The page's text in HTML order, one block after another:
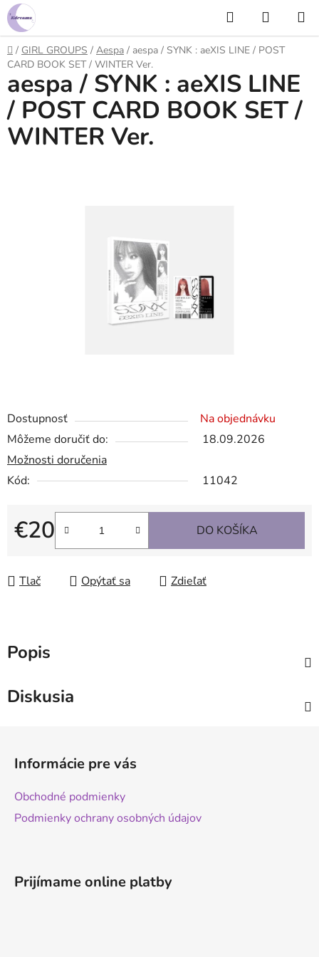
Prejsť
na
obsah
Hľadať
KOŠÍK
Domov
/ GIRL GROUPS / Aespa / aespa / SYNK : aeXIS LINE / POST
CARD BOOK SET / WINTER Ver.
Dostupnosť
Na objednávku
Môžeme doručiť do:
18.09.2026
Možnosti doručenia
Kód:
11042
€20
Jednotková cena:
DO KOŠÍKA
Tlač Opýtať sa Zdieľať
aespa / SYNK : aeXIS LINE
/ POST CARD BOOK SET /
WINTER Ver.
Popis
Diskusia
Informácie pre vás
Obchodné podmienky
Podmienky ochrany osobných údajov
Prijímame online platby